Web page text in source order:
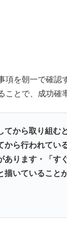
項を朝一で確認
とで、成功確
から取り組む
から行われてい
あります・「す
いていること